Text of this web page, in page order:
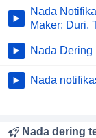
Nada
Maker: Duri,
Nada Dering
Nada
Nada dering